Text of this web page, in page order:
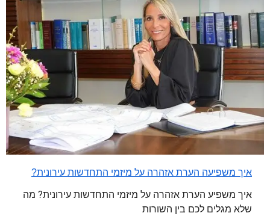
איך משפיעה הערת אזהרה על מיזמי התחדשות עירונית?
איך משפיע הערת אזהרה על מיזמי התחדשות עירונית? מה
שלא מגלים לכם בין השורות